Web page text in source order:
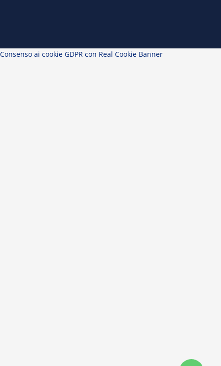
Consenso ai cookie GDPR con Real Cookie Banner